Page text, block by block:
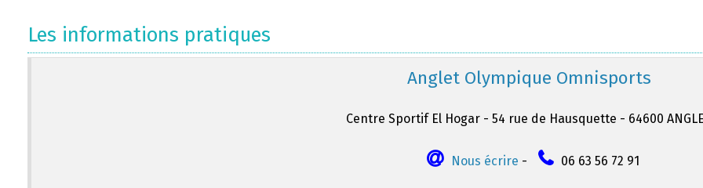
Les informations pratiques
Anglet Olympique Omnisports
Centre Sportif El Hogar - 54 rue de Hausquette - 64600
Nous écrire - 06 63 56 72 91